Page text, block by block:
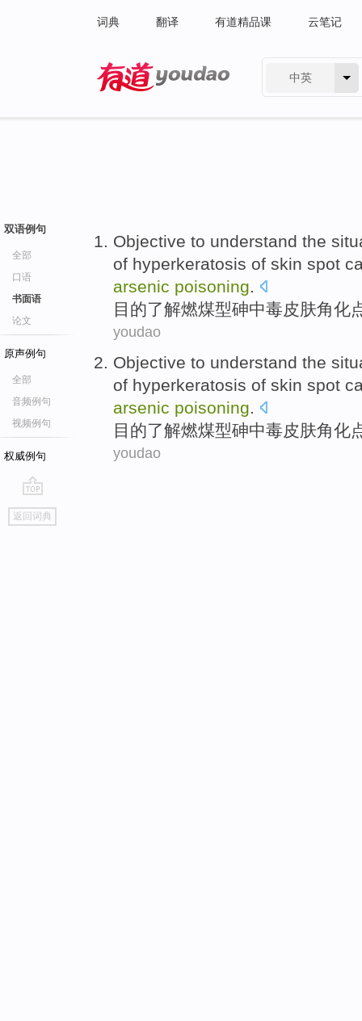
词典 翻译 有道精品课 云笔记
中英
双语例句
全部
口语
书面语
论文
原声例句
全部
音频例句
视频例句
权威例句
go
top
返回词典
Objective to understand the
of hyperkeratosis of skin spot
arsenic poisoning.
目的了解燃煤型砷中毒皮肤角化
youdao
Objective to understand the
of hyperkeratosis of skin spot
arsenic poisoning.
目的了解燃煤型砷中毒皮肤角化
youdao